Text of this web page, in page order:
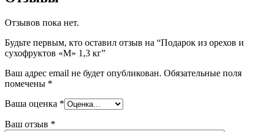
Отзывов пока нет.
Будьте первым, кто оставил отзыв на “Подарок из орехов и
сухофруктов «M» 1,3 кг”
Ваш адрес email не будет опубликован. Обязательные поля
помечены *
Ваша оценка *
Ваш отзыв *